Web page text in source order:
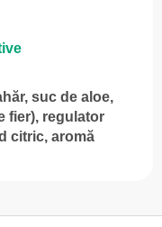
suc de aloe,
fier), regulator
citric, aromă